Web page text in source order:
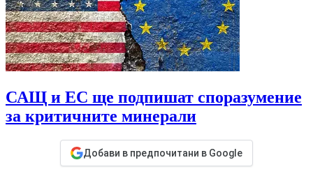
САЩ и ЕС ще подпишат споразумение
за критичните минерали
Добави в предпочитани в Google